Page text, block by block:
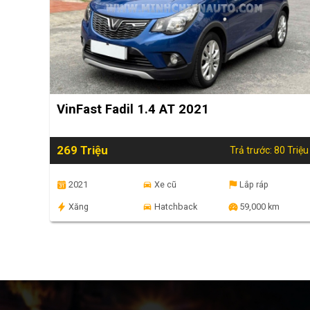
VinFast Fadil 1.4 AT 2021
269 Triệu Trả trước: 80 Triệu
2021 Xe cũ Lắp ráp
Xăng Hatchback 59,000 km